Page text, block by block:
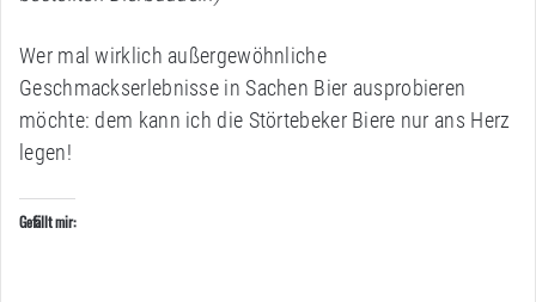
Wer mal wirklich außergewöhnliche
Geschmackserlebnisse in Sachen Bier ausprobieren
möchte: dem kann ich die Störtebeker Biere nur ans Herz
legen!
Gefällt mir: